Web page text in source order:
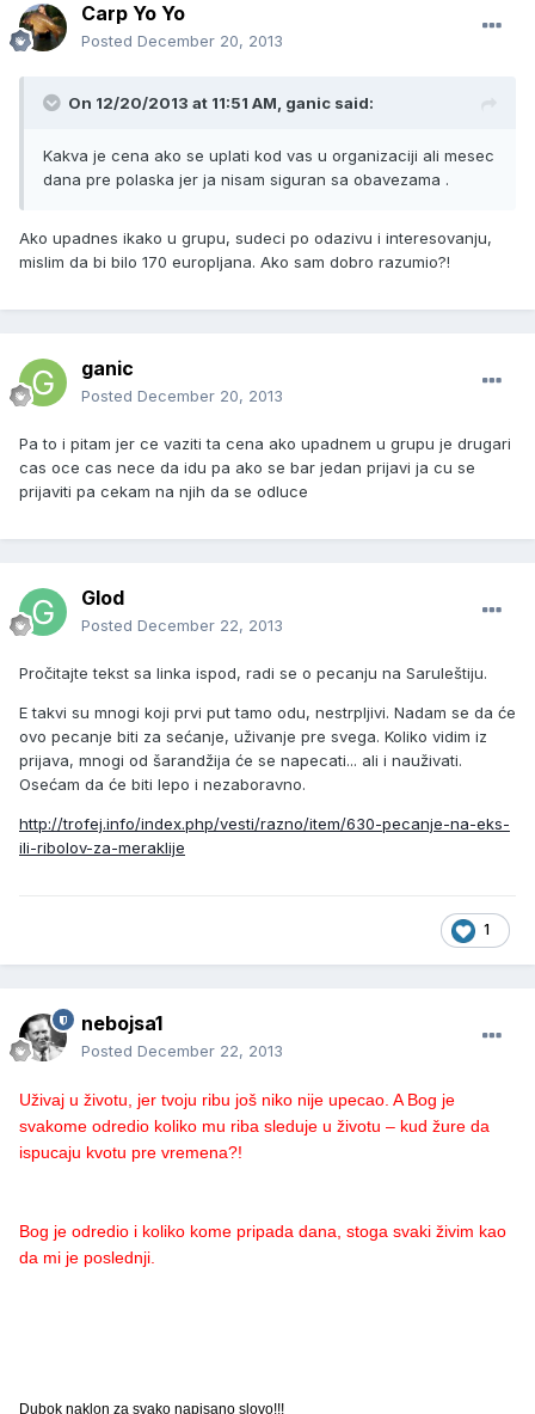
Carp Yo Yo
Posted December 20, 2013
On 12/20/2013 at 11:51 AM, ganic said:
Kakva je cena ako se uplati kod vas u organizaciji ali mesec
dana pre polaska jer ja nisam siguran sa obavezama .
Ako upadnes ikako u grupu, sudeci po odazivu i interesovanju,
mislim da bi bilo 170 europljana. Ako sam dobro razumio?!
ganic
Posted December 20, 2013
Pa to i pitam jer ce vaziti ta cena ako upadnem u grupu je drugari
cas oce cas nece da idu pa ako se bar jedan prijavi ja cu se
prijaviti pa cekam na njih da se odluce
Glod
Posted December 22, 2013
Pročitajte tekst sa linka ispod, radi se o pecanju na Saruleštiju.
E takvi su mnogi koji prvi put tamo odu, nestrpljivi. Nadam se da će
ovo pecanje biti za sećanje, uživanje pre svega. Koliko vidim iz
prijava, mnogi od šarandžija će se napecati... ali i nauživati.
Osećam da će biti lepo i nezaboravno.
http://trofej.info/index.php/vesti/razno/item/630-pecanje-na-eks-
ili-ribolov-za-meraklije
1
nebojsa1
Posted December 22, 2013
Uživaj u životu, jer tvoju ribu još niko nije upecao. A Bog je
svakome odredio koliko mu riba sleduje u životu – kud žure da
ispucaju kvotu pre vremena?!
Bog je odredio i koliko kome pripada dana, stoga svaki živim kao
da mi je poslednji.
Dubok naklon za svako napisano slovo!!!